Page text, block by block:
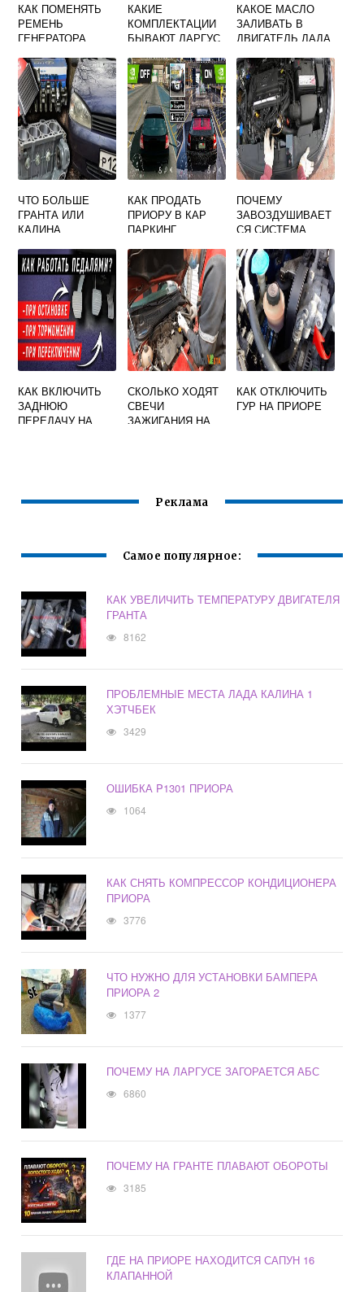
КАК ПОМЕНЯТЬ
РЕМЕНЬ
ГЕНЕРАТОРА
БЕЗ
КОНДИЦИОНЕРА
КАКИЕ
КОМПЛЕКТАЦИИ
БЫВАЮТ ЛАРГУС
КАКОЕ МАСЛО
ЗАЛИВАТЬ В
ДВИГАТЕЛЬ ЛАДА
КЛАПАНОВ 106 Л
С ЛУЧШЕ
ЧТО БОЛЬШЕ
ГРАНТА ИЛИ
КАЛИНА
КАК ПРОДАТЬ
ПРИОРУ В КАР
ПАРКИНГ
ПОЧЕМУ
ЗАВОЗДУШИВАЕТ
СЯ СИСТЕМА
ЛАДА КАЛИНА
КАК ВКЛЮЧИТЬ
ЗАДНЮЮ
ПЕРЕДАЧУ НА
СКОЛЬКО ХОДЯТ
СВЕЧИ
ЗАЖИГАНИЯ НА
КАК ОТКЛЮЧИТЬ
ГУР НА ПРИОРЕ
Реклама
Самое популярное:
КАК УВЕЛИЧИТЬ ТЕМПЕРАТУРУ ДВИГАТЕЛЯ
ГРАНТА
8162
ПРОБЛЕМНЫЕ МЕСТА ЛАДА КАЛИНА 1
ХЭТЧБЕК
3429
ОШИБКА P1301 ПРИОРА
1064
КАК СНЯТЬ КОМПРЕССОР КОНДИЦИОНЕРА
ПРИОРА
3776
ЧТО НУЖНО ДЛЯ УСТАНОВКИ БАМПЕРА
ПРИОРА 2
1377
ПОЧЕМУ НА ЛАРГУСЕ ЗАГОРАЕТСЯ АБС
6860
ПОЧЕМУ НА ГРАНТЕ ПЛАВАЮТ ОБОРОТЫ
3185
ГДЕ НА ПРИОРЕ НАХОДИТСЯ САПУН 16
КЛАПАННОЙ